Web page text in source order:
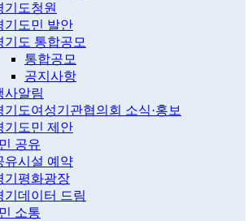
기도청원
기도민 발안
기도 통합공모
통합공모
공지사항
사알림
기도여성기관협의회 소식·홍보
기도민 제안
공유
유시설 예약
기평화광장
기데이터 드림
소통